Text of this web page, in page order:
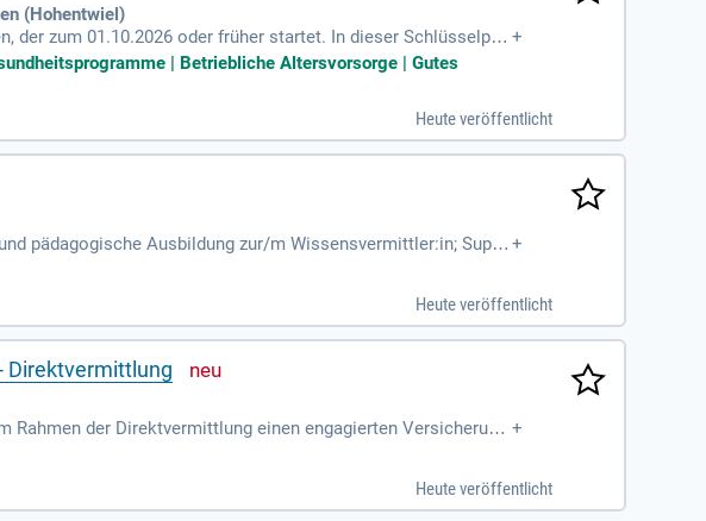
(Hohentwiel)
zum 01.10.2026 oder früher startet. In dieser Schlüsselpos
zählen die Akquisition von Arbeitsplätzen und die direkte
für Betriebe und Teilnehmende während der Praxisphase.
+
| Betriebliche Altersvorsorge | Gutes
Heute veröffentlicht
pädagogische Ausbildung zur/m Wissensvermittler:in; Supp
Anstellung: € 15,–/Stunde; Teilzeit
+
Heute veröffentlicht
Direktvermittlung
Rahmen der Direktvermittlung einen engagierten Versicherung +
Heute veröffentlicht